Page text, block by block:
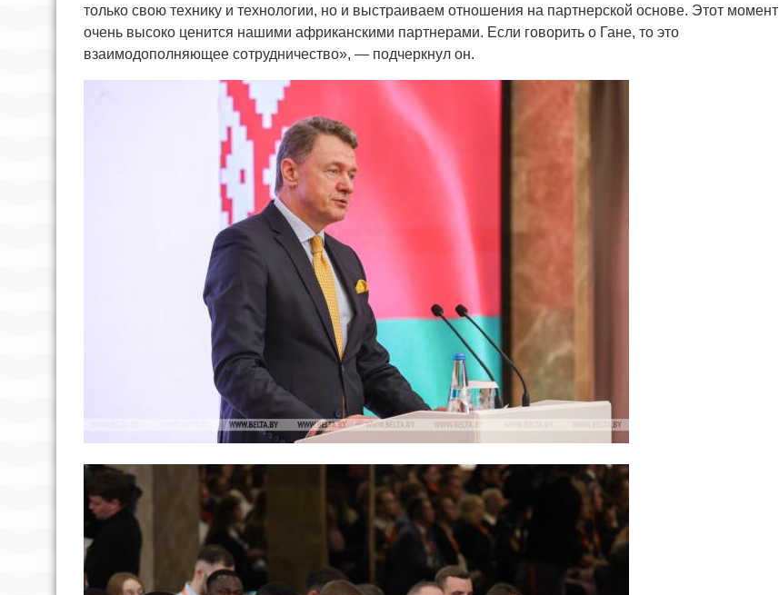
только свою технику и технологии, но и выстраиваем отношения на партнерской основе. Этот момент
очень высоко ценится нашими африканскими партнерами. Если говорить о Гане, то это
взаимодополняющее сотрудничество», — подчеркнул он.